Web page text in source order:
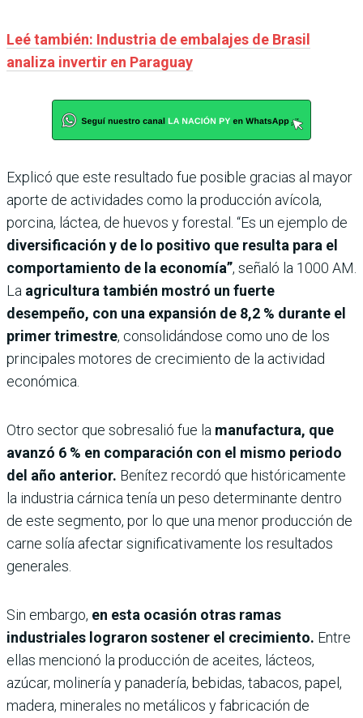
Leé también: Industria de embalajes de Brasil
analiza invertir en Paraguay
Explicó que este resultado fue posible gracias al mayor
aporte de actividades como la producción avícola,
porcina, láctea, de huevos y forestal. “Es un ejemplo de
diversificación y de lo positivo que resulta para el
comportamiento de la economía”, señaló la 1000 AM.
La agricultura también mostró un fuerte
desempeño, con una expansión de 8,2 % durante el
primer trimestre, consolidándose como uno de los
principales motores de crecimiento de la actividad
económica.
Otro sector que sobresalió fue la manufactura, que
avanzó 6 % en comparación con el mismo periodo
del año anterior. Benítez recordó que históricamente
la industria cárnica tenía un peso determinante dentro
de este segmento, por lo que una menor producción de
carne solía afectar significativamente los resultados
generales.
Sin embargo, en esta ocasión otras ramas
industriales lograron sostener el crecimiento. Entre
ellas mencionó la producción de aceites, lácteos,
azúcar, molinería y panadería, bebidas, tabacos, papel,
madera, minerales no metálicos y fabricación de